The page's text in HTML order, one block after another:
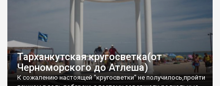
Тарханкутская кругосветка(от
Черноморского до Атлеша)
К сожалению настоящей "кругосветки" не получилось,пройти